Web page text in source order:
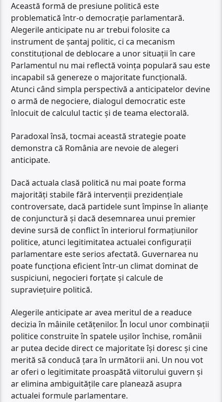
Această formă de presiune politică este
problematică într-o democrație parlamentară.
Alegerile anticipate nu ar trebui folosite ca
instrument de șantaj politic, ci ca mecanism
constituțional de deblocare a unor situații în care
Parlamentul nu mai reflectă voința populară sau este
incapabil să genereze o majoritate funcțională.
Atunci când simpla perspectivă a anticipatelor devine
o armă de negociere, dialogul democratic este
înlocuit de calculul tactic și de teama electorală.
Paradoxal însă, tocmai această strategie poate
demonstra că România are nevoie de alegeri
anticipate.
Dacă actuala clasă politică nu mai poate forma
majorități stabile fără intervenții prezidențiale
controversate, dacă partidele sunt împinse în alianțe
de conjunctură și dacă desemnarea unui premier
devine sursă de conflict în interiorul formațiunilor
politice, atunci legitimitatea actualei configurații
parlamentare este serios afectată. Guvernarea nu
poate funcționa eficient într-un climat dominat de
suspiciuni, negocieri forțate și calcule de
supraviețuire politică.
Alegerile anticipate ar avea meritul de a readuce
decizia în mâinile cetățenilor. În locul unor combinații
politice construite în spatele ușilor închise, românii
ar putea decide direct ce majoritate își doresc și cine
merită să conducă țara în următorii ani. Un nou vot
ar oferi o legitimitate proaspătă viitorului guvern și
ar elimina ambiguitățile care planează asupra
actualei formule parlamentare.